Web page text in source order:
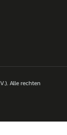
Alle rechten